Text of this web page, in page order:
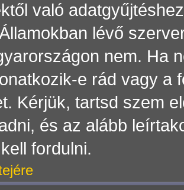
való
lévő
nem. Ha
e rád vagy a
Kérjük, tartsd szem
és az alább
fordulni.